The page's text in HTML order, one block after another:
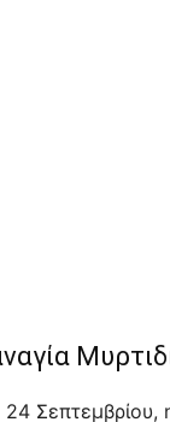
24 Σεπτεμβρίου,